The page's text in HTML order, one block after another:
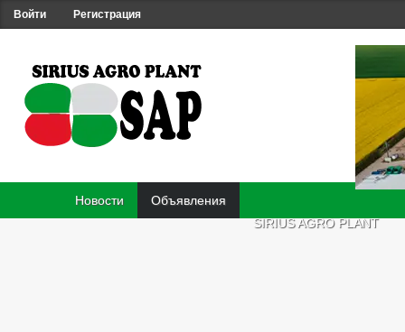
Войти Регистрация
Новости
Объявления
SIRIUS AGRO PLANT